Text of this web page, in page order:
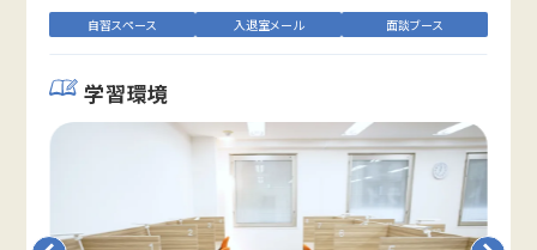
自習スペース 入退室メール 面談ブース
学習環境